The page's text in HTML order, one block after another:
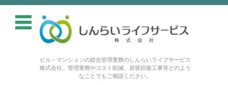
ビル・マンションの総合管理業務のしんらいライフサービス
株式会社。管理業務やコスト削減、原状回復工事等どのよう
なことでもご相談ください。